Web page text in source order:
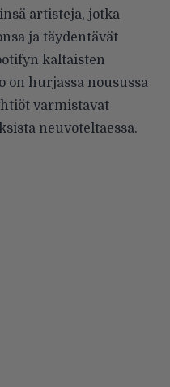
artisteja, jotka
ja täydentävät
kaltaisten
on hurjassa nousussa
varmistavat
neuvoteltaessa.